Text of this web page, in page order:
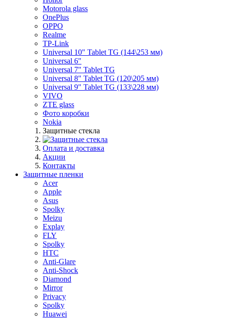
Motorola glass
OnePlus
OPPO
Realme
TP-Link
Universal 10" Tablet TG (144\253 мм)
Universal 6"
Universal 7" Tablet TG
Universal 8" Tablet TG (120\205 мм)
Universal 9" Tablet TG (133\228 мм)
VIVO
ZTE glass
Фото коробки
Nokia
Защитные стекла
Оплата и доставка
Акции
Контакты
Защитные пленки
Acer
Apple
Asus
Spolky
Meizu
Explay
FLY
Spolky
HTC
Anti-Glare
Anti-Shock
Diamond
Mirror
Privacy
Spolky
Huawei